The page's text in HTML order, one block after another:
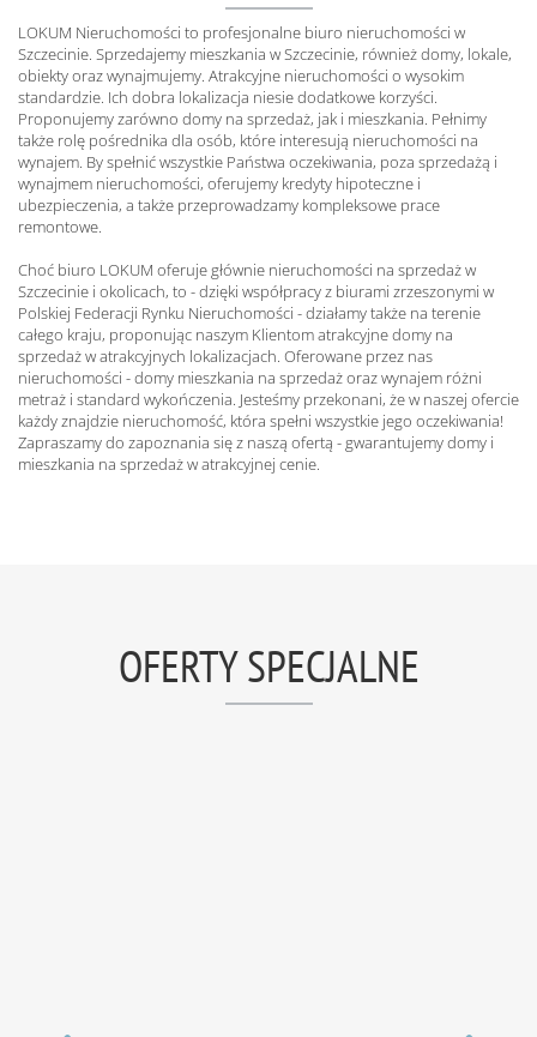
LOKUM Nieruchomości to profesjonalne biuro nieruchomości w
Szczecinie. Sprzedajemy mieszkania w Szczecinie, również domy, lokale,
obiekty oraz wynajmujemy. Atrakcyjne nieruchomości o wysokim
standardzie. Ich dobra lokalizacja niesie dodatkowe korzyści.
Proponujemy zarówno domy na sprzedaż, jak i mieszkania. Pełnimy
także rolę pośrednika dla osób, które interesują nieruchomości na
wynajem. By spełnić wszystkie Państwa oczekiwania, poza sprzedażą i
wynajmem nieruchomości, oferujemy kredyty hipoteczne i
ubezpieczenia, a także przeprowadzamy kompleksowe prace
remontowe.
Choć biuro LOKUM oferuje głównie nieruchomości na sprzedaż w
Szczecinie i okolicach, to - dzięki współpracy z biurami zrzeszonymi w
Polskiej Federacji Rynku Nieruchomości - działamy także na terenie
całego kraju, proponując naszym Klientom atrakcyjne domy na
sprzedaż w atrakcyjnych lokalizacjach. Oferowane przez nas
nieruchomości - domy mieszkania na sprzedaż oraz wynajem różni
metraż i standard wykończenia. Jesteśmy przekonani, że w naszej ofercie
każdy znajdzie nieruchomość, która spełni wszystkie jego oczekiwania!
Zapraszamy do zapoznania się z naszą ofertą - gwarantujemy domy i
mieszkania na sprzedaż w atrakcyjnej cenie.
OFERTY SPECJALNE